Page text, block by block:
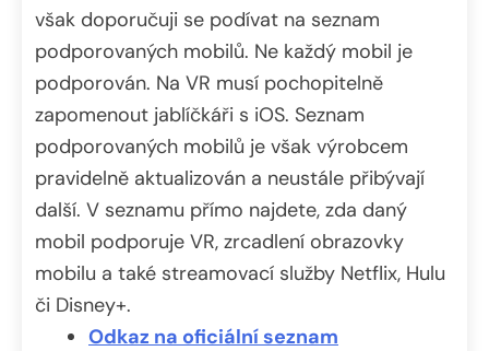
však doporučuji se podívat na seznam
podporovaných mobilů. Ne každý mobil je
podporován. Na VR musí pochopitelně
zapomenout jablíčkáři s iOS. Seznam
podporovaných mobilů je však výrobcem
pravidelně aktualizován a neustále přibývají
další. V seznamu přímo najdete, zda daný
mobil podporuje VR, zrcadlení obrazovky
mobilu a také streamovací služby Netflix, Hulu
či Disney+.
Odkaz na oficiální seznam